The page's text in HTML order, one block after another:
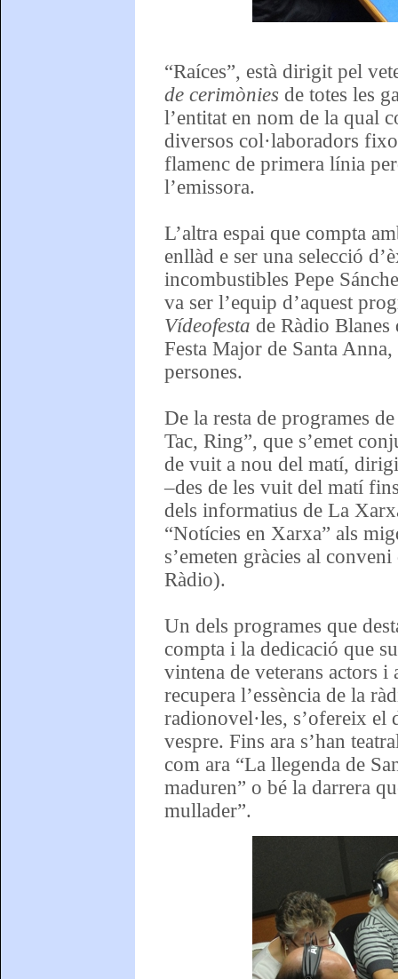
“Raíces”, està dirigit pel
de cerimònies de totes les
l’entitat en nom de la qual
diversos col·laboradors
flamenc de primera línia
l’emissora.
L’altra espai que compta
enllàd e ser una selecció
incombustibles Pepe
va ser l’equip d’aquest
Vídeofesta de Ràdio
Festa Major de Santa
persones.
De la resta de programes
Tac, Ring”, que s’emet
de vuit a nou del matí,
–des de les vuit del matí
dels informatius de La
“Notícies en Xarxa” als
s’emeten gràcies al
Ràdio).
Un dels programes que
compta i la dedicació que
vintena de veterans actors i
recupera l’essència de la
radionovel·les, s’ofereix el
vespre. Fins ara s’han
com ara “La llegenda de
maduren” o bé la darrera
mullader”.